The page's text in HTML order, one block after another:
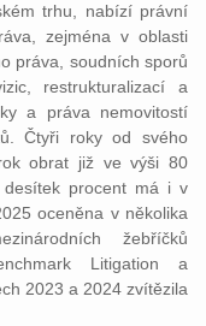
trhu, nabízí právní
zejména v oblasti
práva, soudních sporů
restrukturalizací a
a práva nemovitostí
Čtyři roky od svého
obrat již ve výši 80
procent má i v
oceněna v několika
žebříčků
Litigation a
2023 a 2024 zvítězila